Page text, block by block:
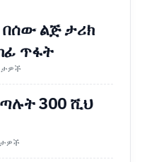
ልጅ ታሪክ
ጥፋት
300 ሺህ